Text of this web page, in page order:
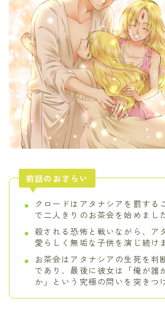
前話のおさらい
クロードはアタナシアを罰する
で二人きりのお茶会を始めまし
殺される恐怖と戦いながら、ア
愛らしく無垢な子供を演じ続け
お茶会はアタナシアの生死を判
であり、最後に彼女は「俺が誰
か」という究極の問いを突きつ